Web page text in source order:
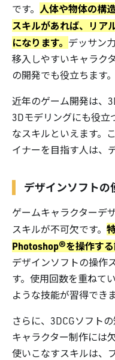
です。 人体や物体の構
スキルがあれば、リア
になります。 デッサン
移入しやすいキャラク
の開発でも役立ちます。
近年のゲーム開発は、
3Dモデリングにも役立
なスキルといえます。
イナーを目指す人は、
デザインソフトの
ゲームキャラクターデ
スキルが不可欠です。
Photoshop®️を操作する
デザインソフトの操作
す。使用回数を重ねて
ような技能が習得できま
さらに、3DCGソフト
キャラクター制作には
使いこなすスキルは、